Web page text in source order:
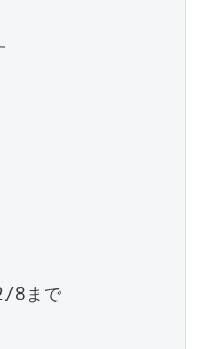
8まで